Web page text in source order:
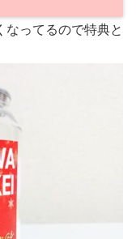
なってるので特典と